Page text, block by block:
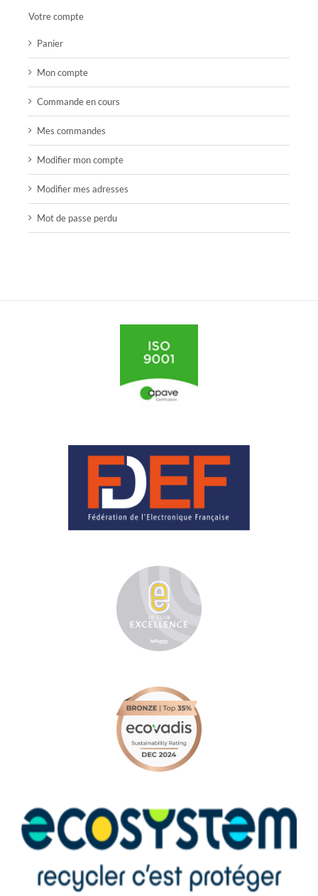
Votre compte
Panier
Mon compte
Commande en cours
Mes commandes
Modifier mon compte
Modifier mes adresses
Mot de passe perdu